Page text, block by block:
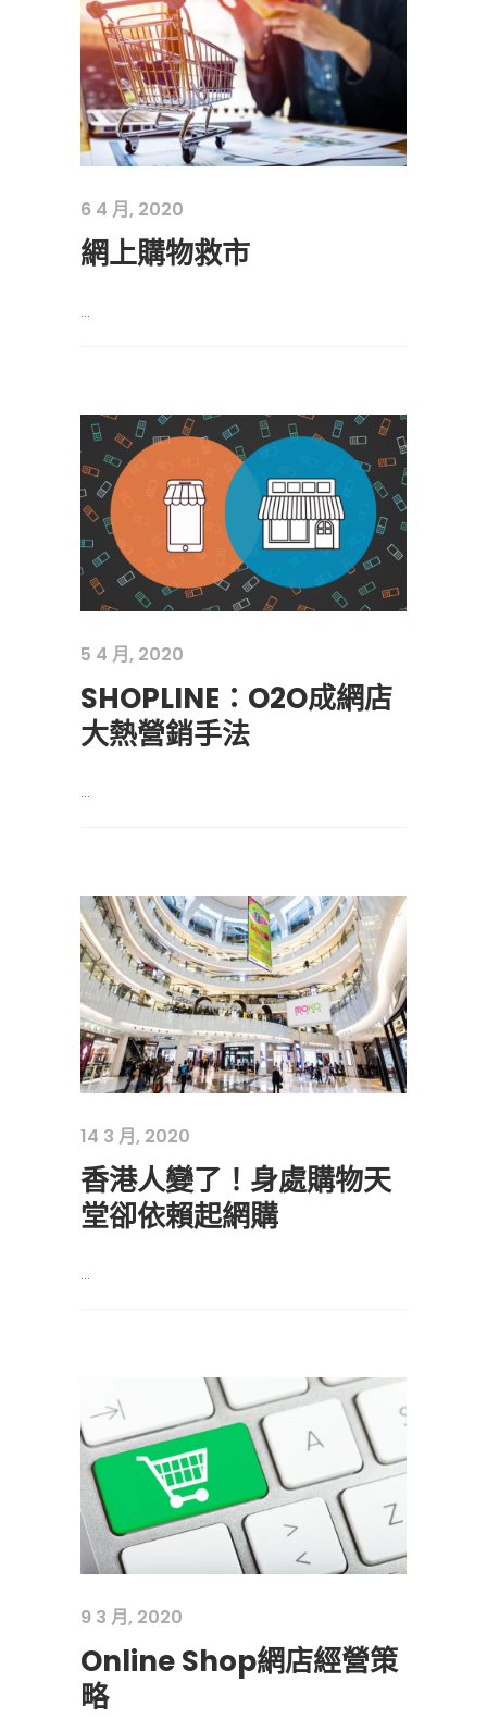
6 4 月, 2020
網上購物救市
...
5 4 月, 2020
SHOPLINE：O2O成網店
大熱營銷手法
...
14 3 月, 2020
香港人變了！身處購物天
堂卻依賴起網購
...
9 3 月, 2020
Online Shop網店經營策
略